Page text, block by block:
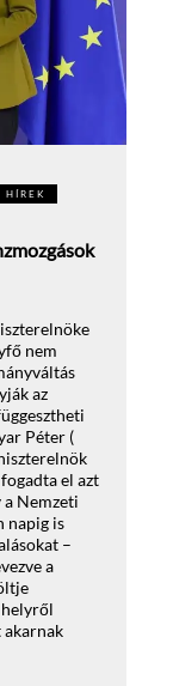
HÍREK
nem
az
Péter (
el azt
Nemzeti
napig is
–
a
helyről